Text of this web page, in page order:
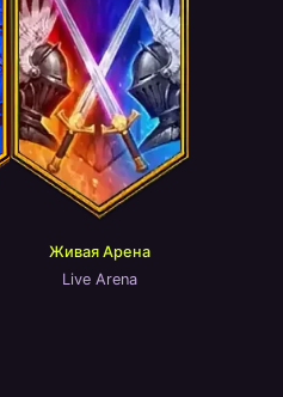
Живая Арена
Live Arena